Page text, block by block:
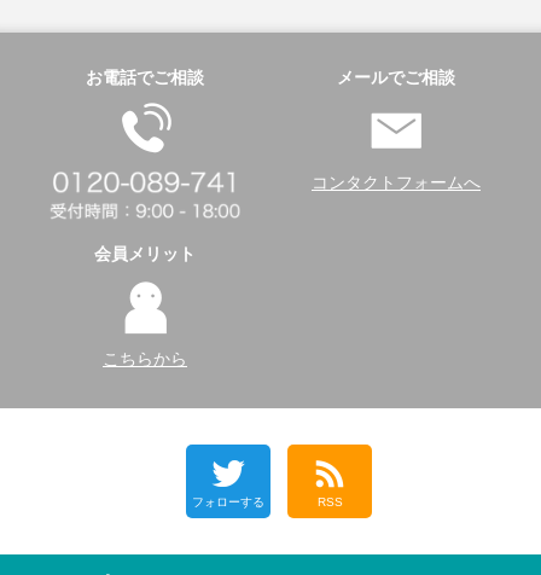
お電話でご相談 メールでご相談
コンタクトフォームへ
会員メリット
こちらから
フォローする RSS